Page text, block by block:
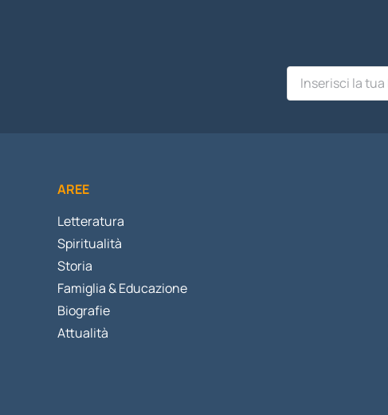
AREE
Letteratura
Spiritualità
Storia
Famiglia & Educazione
Biografie
Attualità